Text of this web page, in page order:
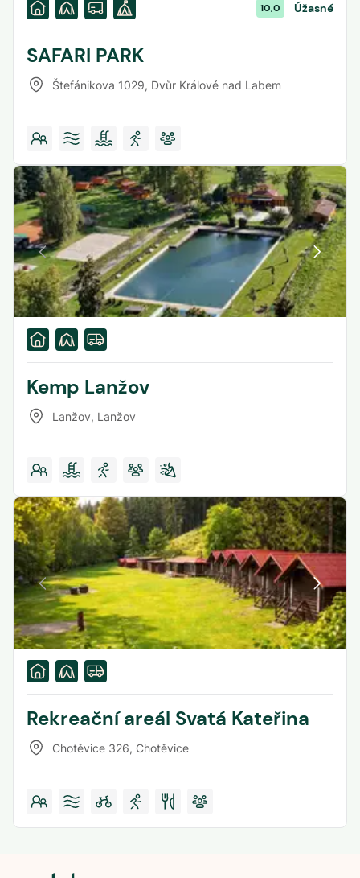
10,0 Úžasné
SAFARI PARK
Štefánikova 1029, Dvůr Králové nad Labem
Kemp Lanžov
Lanžov, Lanžov
Rekreační areál Svatá Kateřina
Chotěvice 326, Chotěvice